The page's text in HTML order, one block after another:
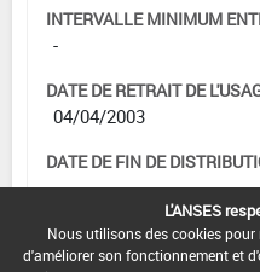
INTERVALLE MINIMUM
-
DATE DE RETRAIT DE
04/04/2003
DATE DE FIN DE
-
DATE DE FIN
-
L'ANSES
Nous utilisons des cookies
d'améliorer son fonctionnement et